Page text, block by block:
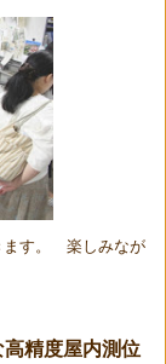
ます。 楽しみなが
精度屋内測位